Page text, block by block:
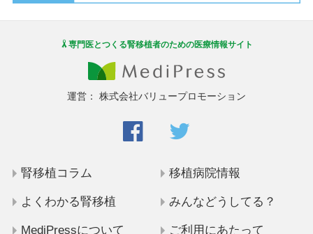
専門医とつくる腎移植者のための医療情報サイト
運営： 株式会社バリュープロモーション
腎移植コラム 移植病院情報
よくわかる腎移植 みんなどうしてる？
MediPressについて ご利用にあたって